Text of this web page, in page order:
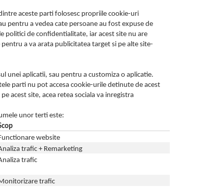
aceste parti folosesc propriile cookie-uri
pentru a vedea cate persoane au fost expuse de
politici de confidentialitate, iar acest site nu are
a va arata publicitatea target si pe alte site-
unei aplicatii, sau pentru a customiza o aplicatie.
parti nu pot accesa cookie-urile detinute de acest
acest site, acea retea sociala va inregistra
unor terti este:
website
trafic + Remarketing
trafic
trafic